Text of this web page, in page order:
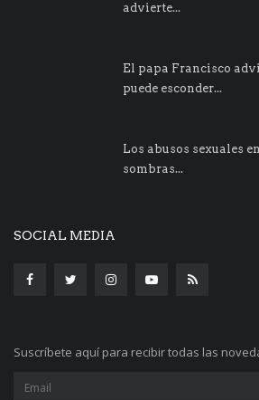
advierte...
El papa Francisco
puede esconder...
Los abusos sexuales
sombras...
SOCIAL MEDIA
Suscríbete aquí para recibir todas las